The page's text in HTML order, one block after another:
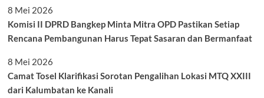
8 Mei 2026
Komisi II DPRD Bangkep Minta Mitra OPD Pastikan Setiap
Rencana Pembangunan Harus Tepat Sasaran dan Bermanfaat
8 Mei 2026
Camat Tosel Klarifikasi Sorotan Pengalihan Lokasi MTQ XXIII
dari Kalumbatan ke Kanali